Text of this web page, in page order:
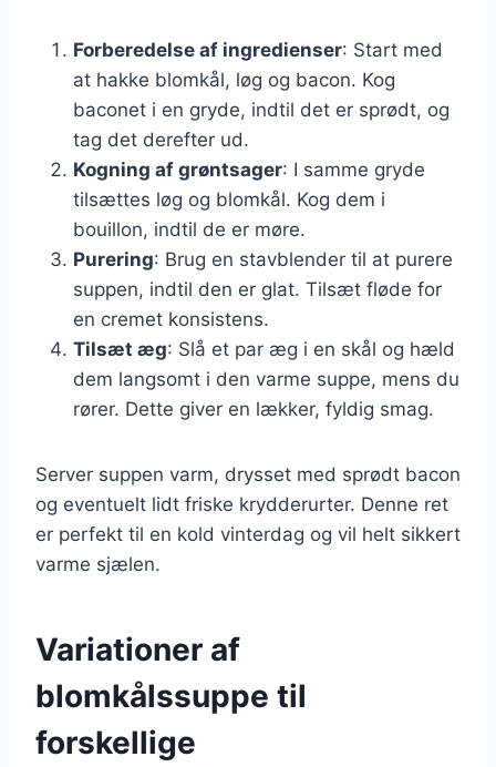
Forberedelse af ingredienser: Start med
at hakke blomkål, løg og bacon. Kog
baconet i en gryde, indtil det er sprødt, og
tag det derefter ud.
Kogning af grøntsager: I samme gryde
tilsættes løg og blomkål. Kog dem i
bouillon, indtil de er møre.
Purering: Brug en stavblender til at purere
suppen, indtil den er glat. Tilsæt fløde for
en cremet konsistens.
Tilsæt æg: Slå et par æg i en skål og hæld
dem langsomt i den varme suppe, mens du
rører. Dette giver en lækker, fyldig smag.
Server suppen varm, drysset med sprødt bacon
og eventuelt lidt friske krydderurter. Denne ret
er perfekt til en kold vinterdag og vil helt sikkert
varme sjælen.
Variationer af
blomkålssuppe til
forskellige